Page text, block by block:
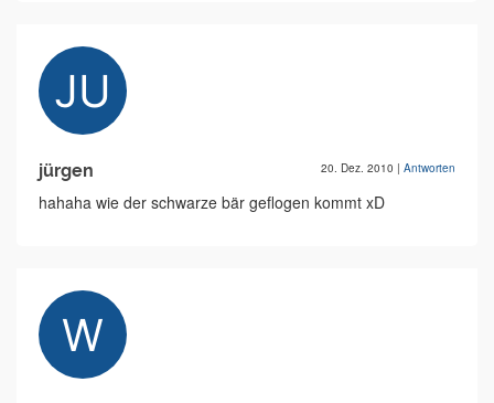
jürgen 20. Dez. 2010 | Antworten
hahaha wie der schwarze bär geflogen kommt xD